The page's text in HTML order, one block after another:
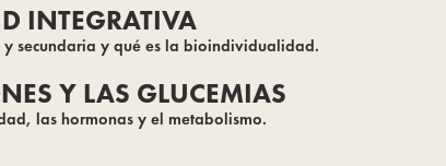
INTEGRATIVA
secundaria y qué es la bioindividualidad.
Y LAS GLUCEMIAS
las hormonas y el metabolismo.